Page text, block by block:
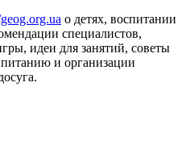
о детях, воспитании
специалистов,
идеи для занятий, советы
и организации